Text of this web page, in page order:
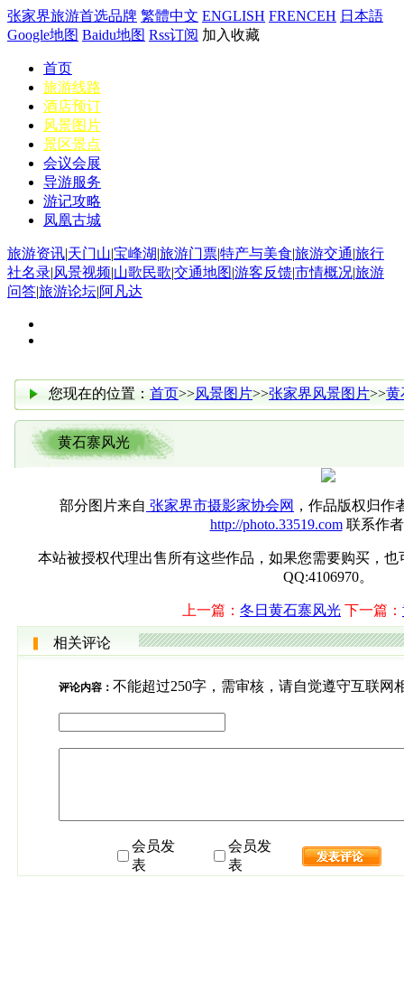
张家界旅游首选品牌 繁體中文 ENGLISH FRENCEH 日本語
Google地图 Baidu地图 Rss订阅 加入收藏
首页
旅游线路
酒店预订
风景图片
景区景点
会议会展
导游服务
游记攻略
凤凰古城
旅游资讯|天门山|宝峰湖|旅游门票|特产与美食|旅游交通|旅行
社名录|风景视频|山歌民歌|交通地图|游客反馈|市情概况|旅游
问答|旅游论坛|阿凡达
您现在的位置： 首页>>风景图片>>张家界风景图片>>黄
黄石寨风光
部分图片来自 张家界市摄影家协会网 ，作品版权归作
http://photo.33519.com联系作
本站被授权代理出售所有这些作品，如果您需要购买，也
QQ:4106970。
上一篇： 冬日黄石寨风光 下一篇：
相关评论
评论内容： 不能超过250字，需审核，请自觉遵守互联网
会员发
表
会员发
表